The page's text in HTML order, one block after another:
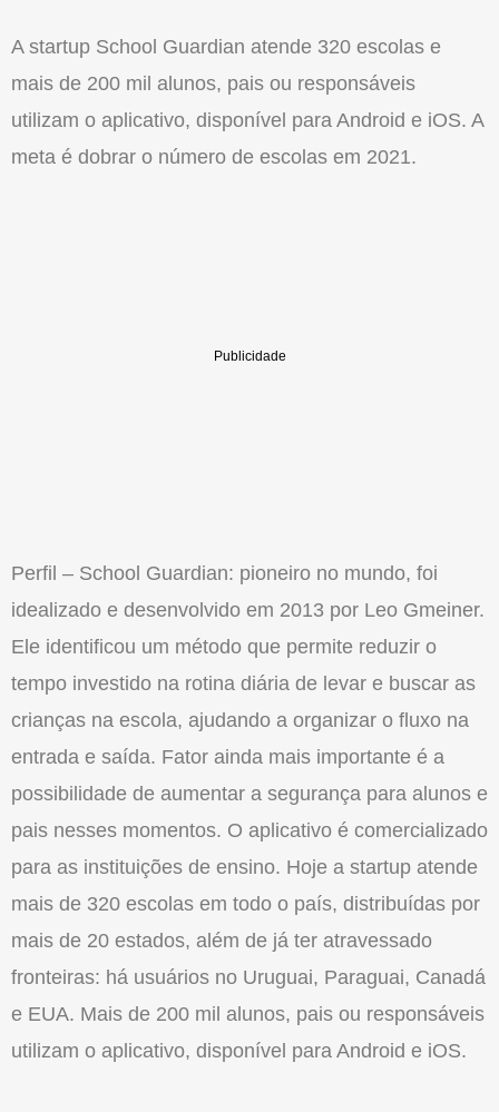
A startup School Guardian atende 320 escolas e
mais de 200 mil alunos, pais ou responsáveis
utilizam o aplicativo, disponível para Android e iOS. A
meta é dobrar o número de escolas em 2021.
Perfil – School Guardian: pioneiro no mundo, foi
idealizado e desenvolvido em 2013 por Leo Gmeiner.
Ele identificou um método que permite reduzir o
tempo investido na rotina diária de levar e buscar as
crianças na escola, ajudando a organizar o fluxo na
entrada e saída. Fator ainda mais importante é a
possibilidade de aumentar a segurança para alunos e
pais nesses momentos. O aplicativo é comercializado
para as instituições de ensino. Hoje a startup atende
mais de 320 escolas em todo o país, distribuídas por
mais de 20 estados, além de já ter atravessado
fronteiras: há usuários no Uruguai, Paraguai, Canadá
e EUA. Mais de 200 mil alunos, pais ou responsáveis
utilizam o aplicativo, disponível para Android e iOS.